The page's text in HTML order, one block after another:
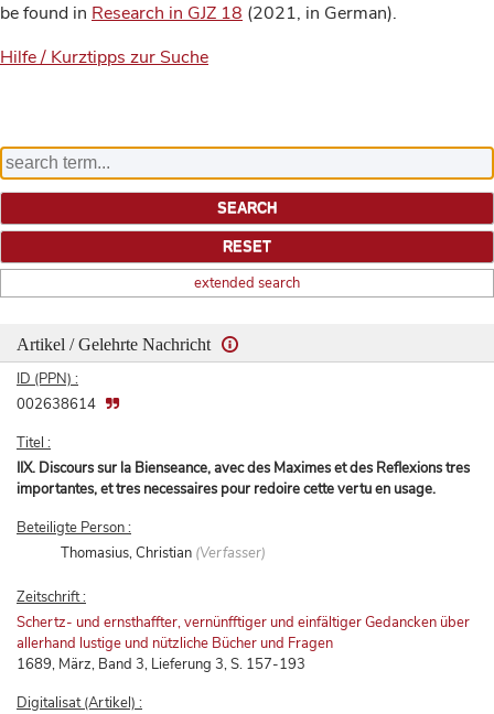
be found in Research in GJZ 18 (2021, in German).
Hilfe / Kurztipps zur Suche
extended search
Artikel / Gelehrte Nachricht
ID (PPN) :
002638614
Titel :
IIX. Discours sur la Bienseance, avec des Maximes et des Reflexions tres
importantes, et tres necessaires pour redoire cette vertu en usage.
Beteiligte Person :
Thomasius, Christian (Verfasser)
Zeitschrift :
Schertz- und ernsthaffter, vernünfftiger und einfältiger Gedancken über
allerhand lustige und nützliche Bücher und Fragen
1689, März, Band 3, Lieferung 3, S. 157-193
Digitalisat (Artikel) :